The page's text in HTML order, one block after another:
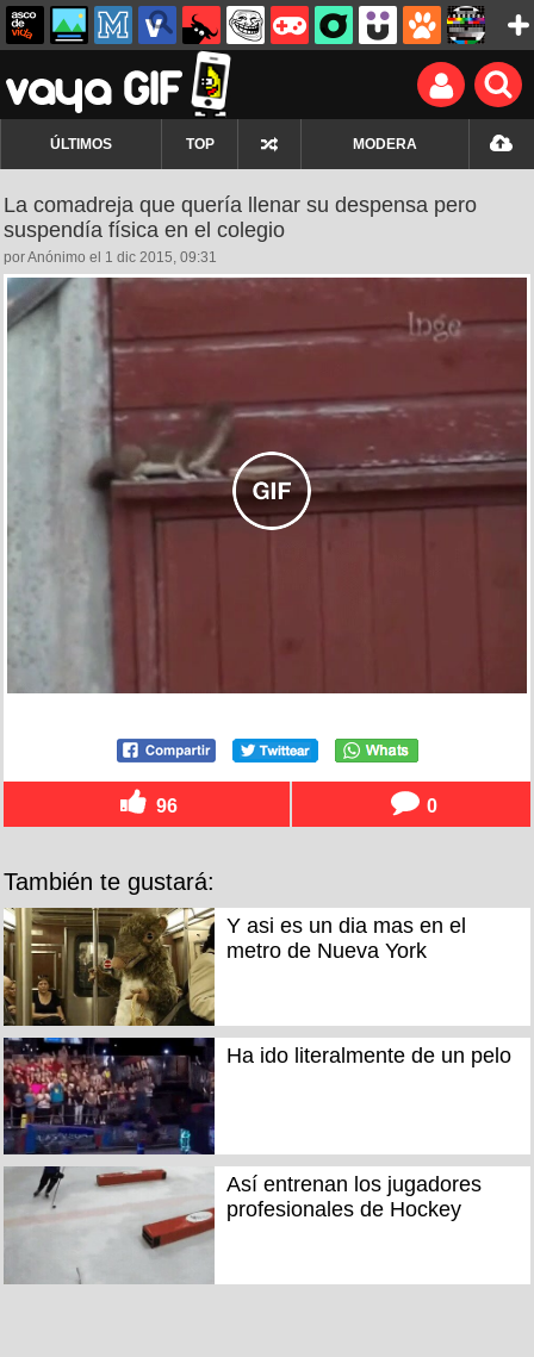
ÚLTIMOS TOP MODERA
La comadreja que quería llenar su despensa pero
suspendía física en el colegio
por Anónimo el 1 dic 2015, 09:31
96 0
También te gustará:
Y asi es un dia mas en el
metro de Nueva York
Ha ido literalmente de un pelo
Así entrenan los jugadores
profesionales de Hockey